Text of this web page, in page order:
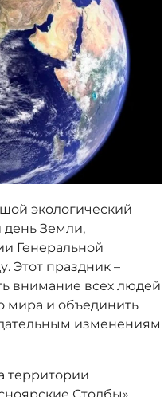
экологический
Земли,
Генеральной
Этот праздник –
внимание всех людей
и объединить
изменениям
территории